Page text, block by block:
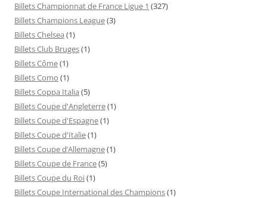
Billets Championnat de France Ligue 1 (327)
Billets Champions League(3)
Billets Chelsea (1)
Billets Club Bruges(1)
Billets Côme(1)
Billets Como (1)
Billets Coppa Italia (5)
Billets Coupe d'Angleterre(1)
Billets Coupe d'Espagne(1)
Billets Coupe d'Italie(1)
Billets Coupe d’Allemagne(1)
Billets Coupe de France(5)
Billets Coupe du Roi(1)
Billets Coupe International des Champions(1)